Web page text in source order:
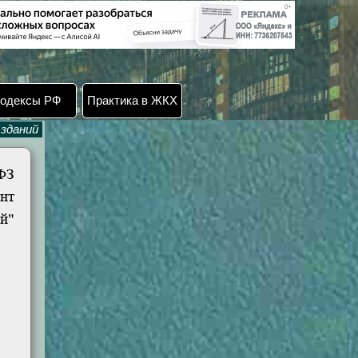
РФ Практика в ЖКХ